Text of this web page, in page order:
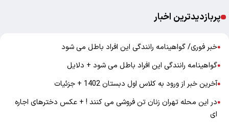
پربازدیدترین اخبار
●خبر فوری/ گواهینامه رانندگی این افراد باطل می شود
●گواهینامه رانندگی این افراد باطل می شود + دلایل
●آخرین خبر از ورود به کلاس اول دبستان 1402 + جزئیات
●در این محله تهران زنان تن فروشی می کنند ! + عکس دخترهای اجاره
ای